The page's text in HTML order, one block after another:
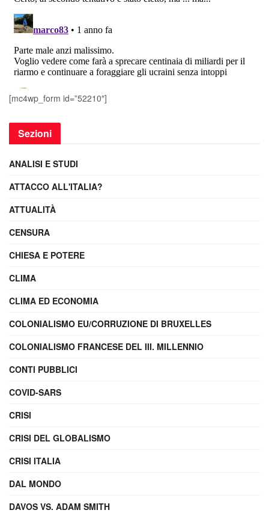
[mc4wp_form id=”52210″]
Sezioni
ANALISI E STUDI
ATTACCO ALL'ITALIA?
ATTUALITÀ
CENSURA
CHIESA E POTERE
CLIMA
CLIMA ED ECONOMIA
COLONIALISMO EU/CORRUZIONE DI BRUXELLES
COLONIALISMO FRANCESE DEL III. MILLENNIO
CONTI PUBBLICI
COVID-SARS
CRISI
CRISI DEL GLOBALISMO
CRISI ITALIA
DAL MONDO
DAVOS VS. ADAM SMITH